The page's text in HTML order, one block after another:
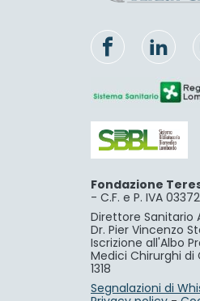
Fondazione
- C.F. e P. IVA
Direttore Sanitario
Dr. Pier Vincenzo
Iscrizione all'Albo
Medici Chirurghi di
1318
Segnalazioni di